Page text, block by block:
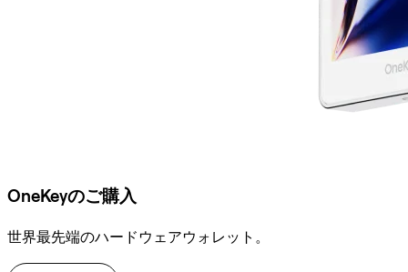
OneKeyのご購入
世界最先端のハードウェアウォレット。